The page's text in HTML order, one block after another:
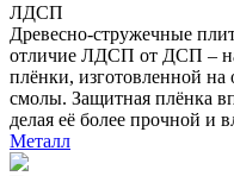
ЛДСП
Древесно-стружечные
отличие ЛДСП от ДСП –
плёнки, изготовленной
смолы. Защитная плёнка
делая её более прочной и
Металл